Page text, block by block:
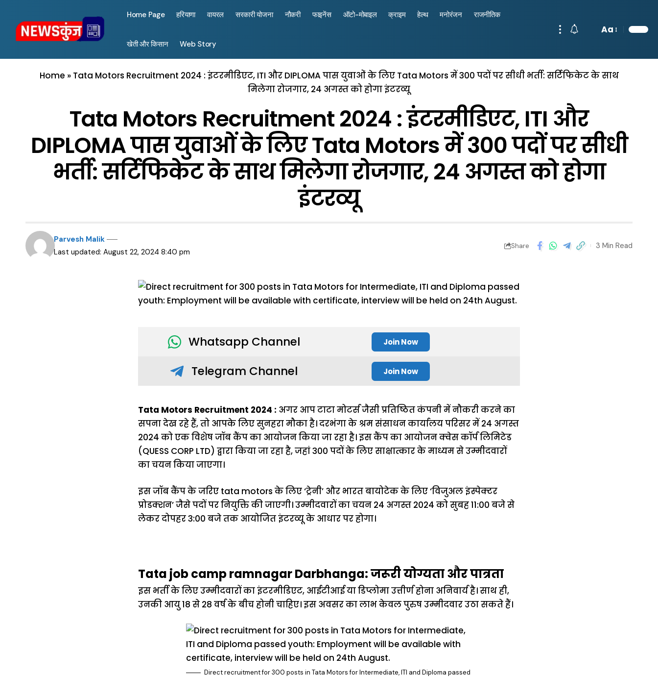
Home Page हरियाणा वायरल सरकारी योजना नौकरी फाइनेंस ऑटो-मोबाइल क्राइम हेल्थ मनोरंजन राजनीतिक
खेती और किसान Web Story
Aa
Home » Tata Motors Recruitment 2024 : इंटरमीडिएट, ITI और DIPLOMA पास युवाओं के लिए Tata Motors में 300 पदों पर सीधी भर्ती: सर्टिफिकेट के साथ
मिलेगा रोजगार, 24 अगस्त को होगा इंटरव्यू
Tata Motors Recruitment 2024 : इंटरमीडिएट, ITI और
DIPLOMA पास युवाओं के लिए Tata Motors में 300 पदों पर सीधी
भर्ती: सर्टिफिकेट के साथ मिलेगा रोजगार, 24 अगस्त को होगा
इंटरव्यू
Last updated: August 22, 2024 8:40 pm
Parvesh Malik
Share 3 Min Read
Whatsapp Channel Join Now
Telegram Channel Join Now
Tata Motors Recruitment 2024 : अगर आप टाटा मोटर्स जैसी प्रतिष्ठित कंपनी में नौकरी करने का
सपना देख रहे हैं, तो आपके लिए सुनहरा मौका है। दरभंगा के श्रम संसाधन कार्यालय परिसर में 24 अगस्त
2024 को एक विशेष जॉब कैंप का आयोजन किया जा रहा है। इस कैंप का आयोजन क्वेस कॉर्प लिमिटेड
(QUESS CORP LTD) द्वारा किया जा रहा है, जहां 300 पदों के लिए साक्षात्कार के माध्यम से उम्मीदवारों
का चयन किया जाएगा।
इस जॉब कैंप के जरिए tata motors के लिए ‘ट्रेनी’ और भारत बायोटेक के लिए ‘विजुअल इंस्पेक्टर
प्रोडक्शन’ जैसे पदों पर नियुक्ति की जाएगी। उम्मीदवारों का चयन 24 अगस्त 2024 को सुबह 11:00 बजे से
लेकर दोपहर 3:00 बजे तक आयोजित इंटरव्यू के आधार पर होगा।
Tata job camp ramnagar Darbhanga: जरूरी योग्यता और पात्रता
इस भर्ती के लिए उम्मीदवारों का इंटरमीडिएट, आईटीआई या डिप्लोमा उत्तीर्ण होना अनिवार्य है। साथ ही,
उनकी आयु 18 से 28 वर्ष के बीच होनी चाहिए। इस अवसर का लाभ केवल पुरुष उम्मीदवार उठा सकते हैं।
Direct recruitment for 300 posts in Tata Motors for Intermediate, ITI and Diploma passed